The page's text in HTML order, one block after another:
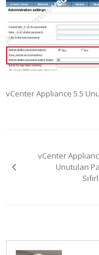
vCenter Appliance 5.5
vCenter
Unutulan